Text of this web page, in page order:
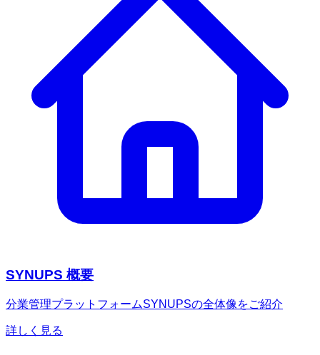
SYNUPS 概要
分業管理プラットフォームSYNUPSの全体像をご紹介
詳しく見る